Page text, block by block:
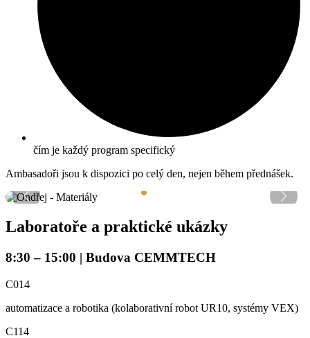
čím je každý program specifický
Ambasadoři jsou k dispozici po celý den, nejen během přednášek.
Laboratoře a praktické ukázky
8:30 – 15:00 | Budova CEMMTECH
C014
automatizace a robotika (kolaborativní robot UR10, systémy VEX)
C114